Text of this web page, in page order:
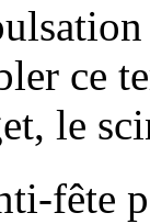
ce
le
fête